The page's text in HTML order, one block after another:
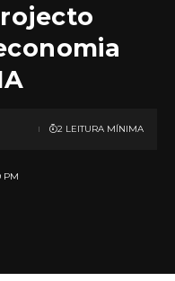
PM
2 LEITURA MÍNIMA